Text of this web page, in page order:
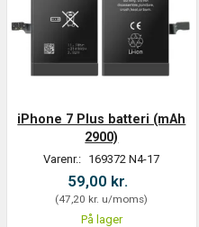
iPhone 7 Plus batteri (mAh
2900)
Varenr.: 169372 N4-17
59,00 kr.
(47,20 kr. u/moms)
På lager